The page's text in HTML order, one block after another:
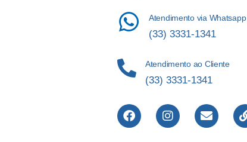
Atendimento via Whatsapp
(33) 3331-1341
Atendimento ao Cliente
(33) 3331-1341